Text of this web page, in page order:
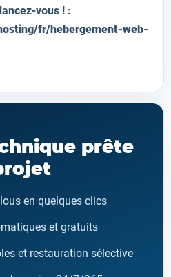
vous ! :
fr/hebergement-web-
prête
en quelques clics
et gratuits
et restauration sélective